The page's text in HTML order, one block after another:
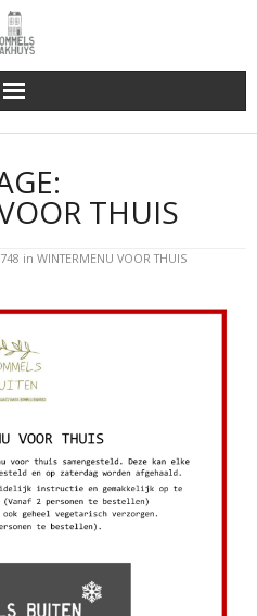
toekomst
THUIS
in WINTERMENU VOOR THUIS